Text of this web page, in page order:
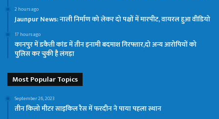
2 hours ago
Jaunpur News: नाली निर्माण को लेकर दो पक्षों में मारपीट, वायरल हुआ वीडियो
17 hours ago
कानपुर में डकैती कांड में तीन इनामी बदमाश गिरफ्तार,दो अन्य आरोपियों को
पुलिस कर चुकी है लंगड़ा
Most Popular Topics
September 26, 2023
तीन किलो मीटर साइकिल रैस में फरदीन ने पाया पहला स्थान